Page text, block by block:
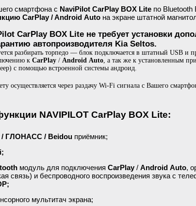
смартфона с NaviPilot CarPlay BOX Lite по
CarPlay / Android Auto на экране штатной
CarPlay BOX Lite не требует установки
автопроизводителя Kia Seltos.
разбирать торпедо — блок подключается в штатный USB и
к CarPlay / Android Auto, а так же к установленным
с помощью встроенной системы андроид.
осуществляется через раздачу Wi-Fi сигнала с Вашего
NAVIPILOT CarPlay BOX Lite:
/ ГЛОНАСС / Beidou приёмник;
модуль для подключения CarPlay / Android Auto,
связь) и беспроводного воспроизведения звука с
мультитач экрана;